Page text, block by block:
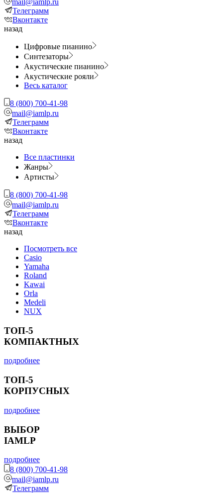
mail@iamlp.ru
Телеграмм
Вконтакте
назад
Цифровые пианино
Синтезаторы
Акустические пианино
Акустические рояли
Весь каталог
8 (800) 700-41-98
mail@iamlp.ru
Телеграмм
Вконтакте
назад
Все пластинки
Жанры
Артисты
8 (800) 700-41-98
mail@iamlp.ru
Телеграмм
Вконтакте
назад
Посмотреть все
Casio
Yamaha
Roland
Kawai
Orla
Medeli
NUX
ТОП-5
КОМПАКТНЫХ
подробнее
ТОП-5
КОРПУСНЫХ
подробнее
ВЫБОР
IAMLP
подробнее
8 (800) 700-41-98
mail@iamlp.ru
Телеграмм